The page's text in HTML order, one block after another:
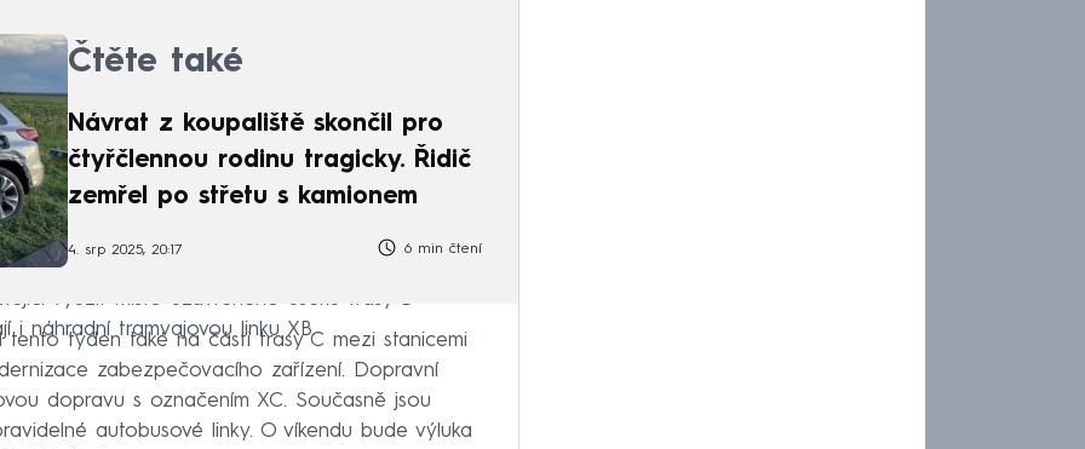
Čtěte také
Návrat z koupaliště skončil pro
čtyřčlennou rodinu tragicky. Řidič
zemřel po střetu s kamionem
4. srp 2025, 20:17 6 min čtení
využít místo uzavřeného úseku trasy B
i náhradní tramvajovou linku XB.
týden také na části trasy C mezi stanicemi
zabezpečovacího zařízení. Dopravní
dopravu s označením XC. Současně jsou
autobusové linky. O víkendu bude výluka